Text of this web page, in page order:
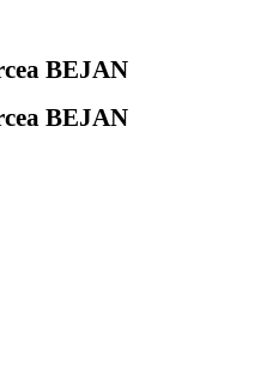
BEJAN
BEJAN